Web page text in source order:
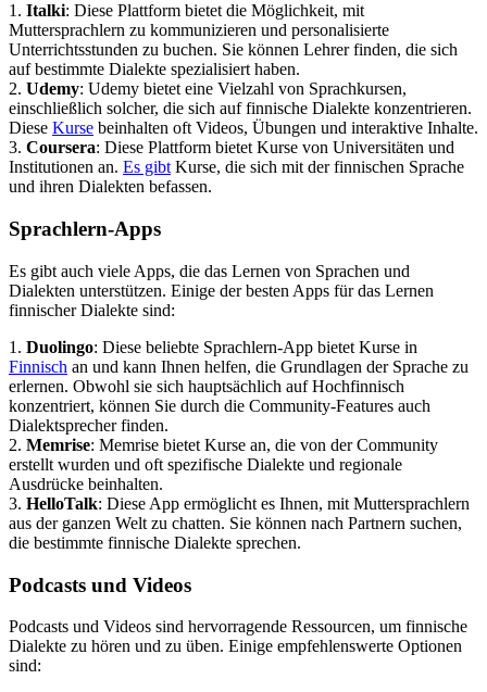
1. Italki: Diese Plattform bietet die Möglichkeit, mit
Muttersprachlern zu kommunizieren und personalisierte
Unterrichtsstunden zu buchen. Sie können Lehrer finden, die sich
auf bestimmte Dialekte spezialisiert haben.
2. Udemy: Udemy bietet eine Vielzahl von Sprachkursen,
einschließlich solcher, die sich auf finnische Dialekte konzentrieren.
Diese Kurse beinhalten oft Videos, Übungen und interaktive Inhalte.
3. Coursera: Diese Plattform bietet Kurse von Universitäten und
Institutionen an. Es gibt Kurse, die sich mit der finnischen Sprache
und ihren Dialekten befassen.
Sprachlern-Apps
Es gibt auch viele Apps, die das Lernen von Sprachen und
Dialekten unterstützen. Einige der besten Apps für das Lernen
finnischer Dialekte sind:
1. Duolingo: Diese beliebte Sprachlern-App bietet Kurse in
Finnisch an und kann Ihnen helfen, die Grundlagen der Sprache zu
erlernen. Obwohl sie sich hauptsächlich auf Hochfinnisch
konzentriert, können Sie durch die Community-Features auch
Dialektsprecher finden.
2. Memrise: Memrise bietet Kurse an, die von der Community
erstellt wurden und oft spezifische Dialekte und regionale
Ausdrücke beinhalten.
3. HelloTalk: Diese App ermöglicht es Ihnen, mit Muttersprachlern
aus der ganzen Welt zu chatten. Sie können nach Partnern suchen,
die bestimmte finnische Dialekte sprechen.
Podcasts und Videos
Podcasts und Videos sind hervorragende Ressourcen, um finnische
Dialekte zu hören und zu üben. Einige empfehlenswerte Optionen
sind: